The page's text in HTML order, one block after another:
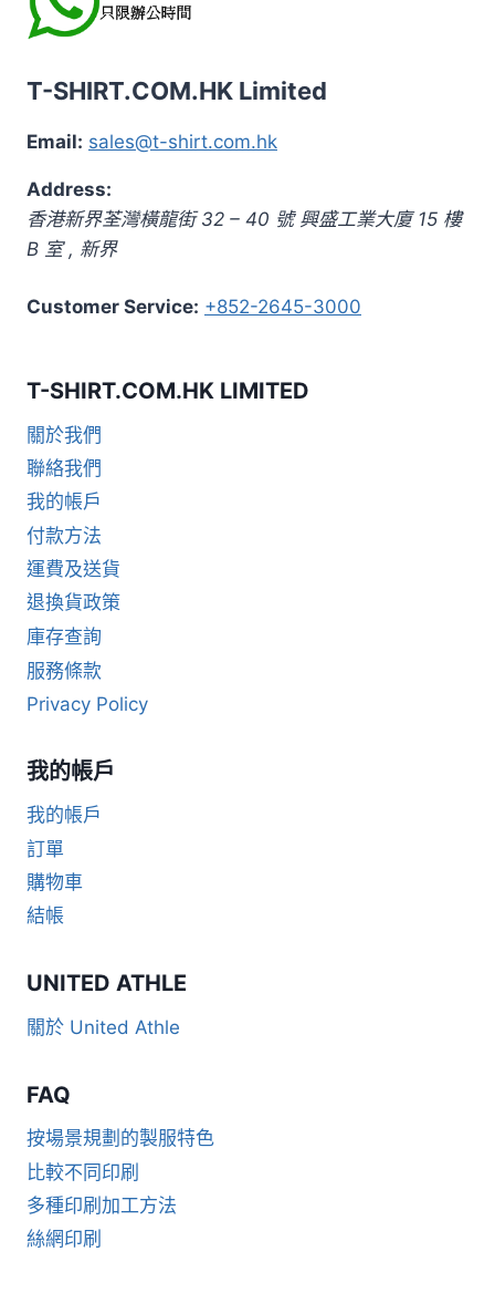
T-SHIRT.COM.HK Limited
Email: sales@t-shirt.com.hk
Address:
香港新界荃灣橫龍街 32 – 40 號 興盛工業大廈 15 樓
B 室, 新界
Customer Service: +852-2645-3000
T-SHIRT.COM.HK LIMITED
關於我們
聯絡我們
我的帳戶
付款方法
運費及送貨
退換貨政策
庫存查詢
服務條款
Privacy Policy
我的帳戶
我的帳戶
訂單
購物車
結帳
UNITED ATHLE
關於 United Athle
FAQ
按場景規劃的製服特色
比較不同印刷
多種印刷加工方法
絲網印刷